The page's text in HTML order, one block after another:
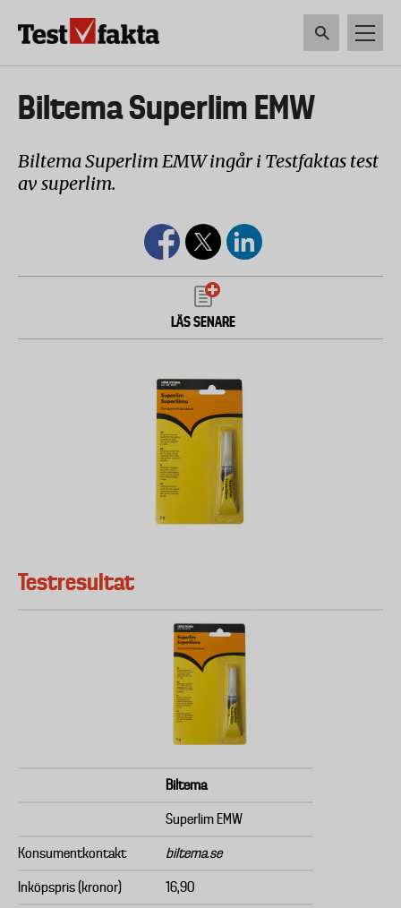
Huvudmeny
ny
Biltema Superlim EMW
Biltema Superlim EMW ingår i Testfaktas test
av superlim.
LÄS SENARE
Testresultat
Biltema
Superlim EMW
Konsumentkontakt biltema.se
Inköpspris (kronor) 16,90